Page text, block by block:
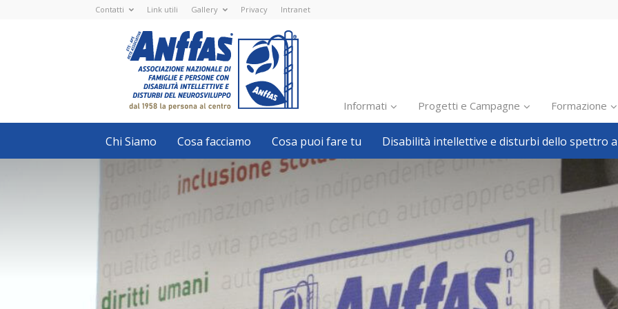
Contatti Link utili Gallery Privacy Intranet
Nazionale
ETS
-
APS
Associazione
Nazionale
di
Famiglie
e
con
disabilità
intellettive
neurosviluppo
Informati
Inclusione scolastica
Inclusione lavorativa
Politiche sociali
Pillole
Formazione
Avvisi, bandi
Welfare locale
Progetti e Campagne Formazione
Chi Siamo Cosa facciamo Cosa puoi fare tu Disabilità intellettive e disturbi dello spettro